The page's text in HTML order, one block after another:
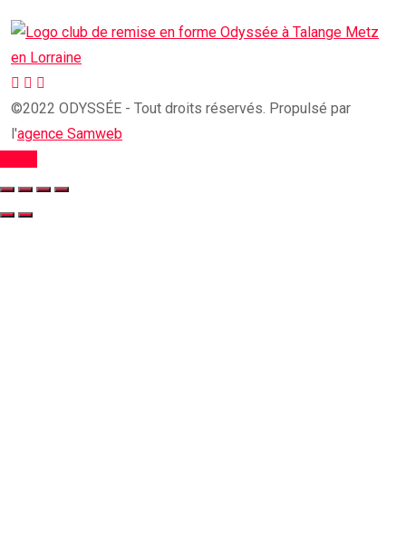
©2022 ODYSSÉE - Tout droits réservés. Propulsé par
l'agence Samweb